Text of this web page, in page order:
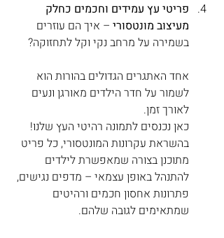
פריטי עץ עמידים וחכמים כחלק
מעיצוב מונטסורי – איך הם עוזרים
בשמירה על מרחב נקי וקל לתחזוקה?
אחד האתגרים הגדולים בהורות הוא
לשמור על חדר הילדים מאורגן ונעים
לאורך זמן.
כאן נכנסים לתמונה רהיטי העץ שלנו!
בהשראת עקרונות המונטסורי, כל פריט
מתוכנן בצורה שמאפשרת לילדים
להתנהל באופן עצמאי – מדפים נגישים,
פתרונות אחסון חכמים ורהיטים
שמתאימים לגובה שלהם.